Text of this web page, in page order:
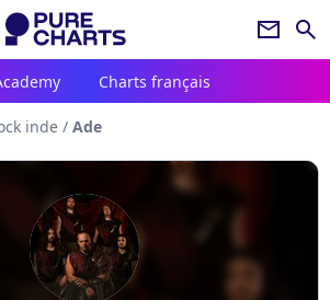
newsletter search
Charts français
inde / Ade